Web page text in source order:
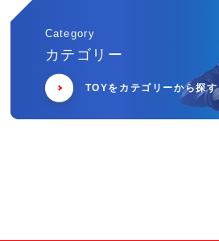
Category
カテゴリー
TOYをカテゴリーから探す